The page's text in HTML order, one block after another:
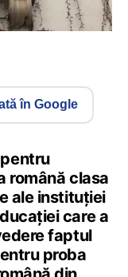
în Google
română clasa
ale instituției
care a
faptul
proba